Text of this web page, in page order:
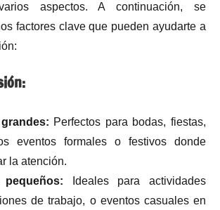
aspectos. A continuación, se
factores clave que pueden ayudarte a
Perfectos para bodas, fiestas,
eventos formales o festivos donde
la atención.
pequeños: Ideales para actividades
de trabajo, o eventos casuales en